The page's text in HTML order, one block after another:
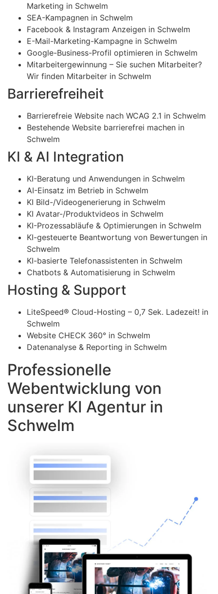
Marketing in Schwelm
SEA-Kampagnen in Schwelm
Facebook & Instagram Anzeigen in Schwelm
E-Mail-Marketing-Kampagne in Schwelm
Google-Business-Profil optimieren in Schwelm
Mitarbeitergewinnung – Sie suchen Mitarbeiter?
Wir finden Mitarbeiter in Schwelm
Barrierefreiheit
Barrierefreie Website nach WCAG 2.1 in Schwelm
Bestehende Website barrierefrei machen in
Schwelm
KI & AI Integration
KI-Beratung und Anwendungen in Schwelm
AI-Einsatz im Betrieb in Schwelm
KI Bild-/Videogenerierung in Schwelm
KI Avatar-/Produktvideos in Schwelm
KI-Prozessabläufe & Optimierungen in Schwelm
KI-gesteuerte Beantwortung von Bewertungen in
Schwelm
KI-basierte Telefonassistenten in Schwelm
Chatbots & Automatisierung in Schwelm
Hosting & Support
LiteSpeed® Cloud-Hosting – 0,7 Sek. Ladezeit! in
Schwelm
Website CHECK 360° in Schwelm
Datenanalyse & Reporting in Schwelm
Professionelle
Webentwicklung von
unserer KI Agentur in
Schwelm